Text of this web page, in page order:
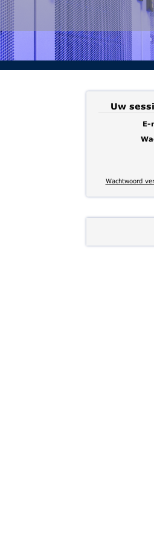
Uw
E-
Wachtwoord